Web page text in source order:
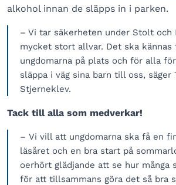
alkohol innan de släpps in i parken.
– Vi tar säkerheten under Stolt och
mycket stort allvar. Det ska kännas
ungdomarna på plats och för alla
släppa i väg sina barn till oss, säger
Stjerneklev.
Tack till alla som medverkar!
– Vi vill att ungdomarna ska få en
läsåret och en bra start på
oerhört glädjande att se hur många
för att tillsammans göra det så bra